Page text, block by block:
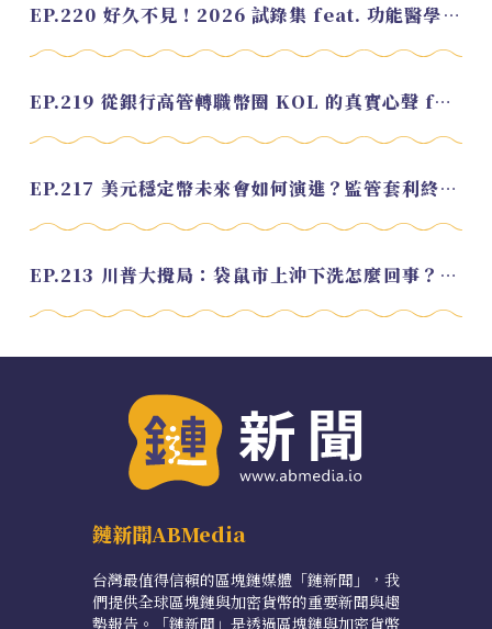
EP.220 好久不見！2026 試錄集 feat. 功能醫學營養師 美寶
EP.219 從銀行高管轉職幣圈 KOL 的真實心聲 feat.龜大
EP.217 美元穩定幣未來會如何演進？監管套利終將收斂？feat. 研究員 余哲安
EP.213 川普大攪局：袋鼠市上沖下洗怎麼回事？feat. Alvin
鏈新聞ABMedia
台灣最值得信賴的區塊鏈媒體「鏈新聞」，我
們提供全球區塊鏈與加密貨幣的重要新聞與趨
勢報告。「鏈新聞」是透過區塊鏈與加密貨幣